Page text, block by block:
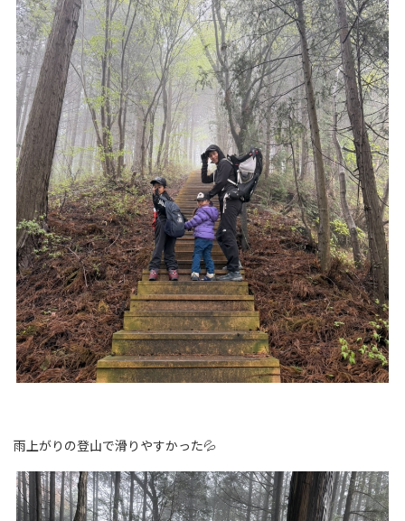
雨上がりの登山で滑りやすかった💦